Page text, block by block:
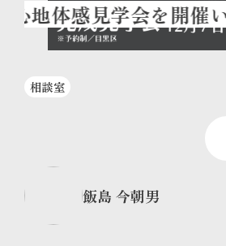
相談室
飯島 今朝男